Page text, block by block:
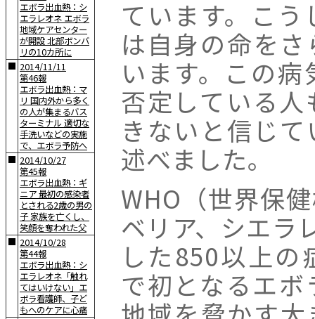
エボラ出血熱：シ
エラレオネ エボラ
地域ケアセンター
が開設 北部ボンバ
リの10カ所に
■ 2014/11/11
第46報
エボラ出血熱：マ
リ 国内外から多く
の人が集まるバス
ターミナル 適切な
手洗いなどの実施
で、エボラ予防へ
■ 2014/10/27
第45報
エボラ出血熱：ギ
ニア 最初の感染者
とされる2歳の男の
子 家族を亡くし、
笑顔を奪われた父
■ 2014/10/28
第44報
エボラ出血熱：シ
エラレオネ「触れ
てはいけない」エ
ボラ看護師、子ど
もへのケアに心痛
ています。こ
は自身の命を
います。この
否定している
きないと信じ
述べました。
WHO（世界保
ベリア、シエラ
した850以上の
で初となるエ